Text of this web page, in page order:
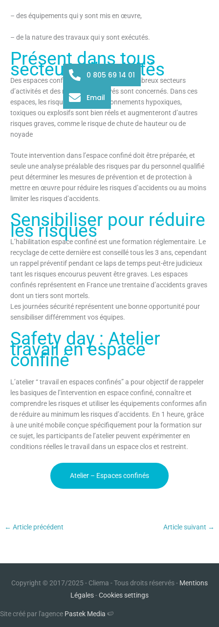
– des équipements qui y sont mis en œuvre,
– de la nature des travaux qui y sont exécutés.
Présent dans tous
secteurs d’activités
Des espaces confinés existent dans de nombreux secteurs
d’activités et des milliers d’employés sont concernés. Dans ces
espaces, les risques liés aux environnements hypoxiques,
toxiques ou explosifs sont bien réels et augmenteront d’autres
risques graves, comme le risque de chute de hauteur ou de
noyade
Toute intervention dans l’espace confiné doit être préparée, et
seule une analyse préalable des risques par du personnel qualifié
peut déterminer les mesures de prévention et de protection à
mettre en œuvre pour réduire les risques d’accidents ou au moins
limiter les risques d’accidents.
Sensibiliser pour réduire
les risques
L’habilitation espace confiné est une formation réglementaire. Le
recyclage de cette dernière est conseillé tous les 3 ans, cependant
un rappel préventif pendant ce laps de temps peut-être judicieux
tant les risques encourus peuvent être graves. Les espaces
confinés représentent en France une trentaine d’accidents graves
dont un tiers sont mortels.
Les journées sécurité représentent une bonne opportunité pour
sensibiliser différemment vos équipes.
Safety day : Atelier
travail en espace
confiné
L’atelier “ travail en espaces confinés” a pour objectif de rappeler
les basiques de l’intervention en espace confiné, connaître et
comprendre les risques et utiliser les équipements conformes afin
de réduire au minimum les risques d’accidents. En 1 heure, grâce
à une unité mobile conçue spécifiquement pour la formation sur
ce sujet, les participants de l’atelier peuvent expérimenter en
conditions réelles le travail dans un espace clos et restreint.
Atelier – Espaces confinés
← Article précédent Article suivant →
Copyright © 2017/2025 - Cliema - Tous droits réservés - Mentions
Légales-Cookies settings
Site créé par l'agence Pastek Media 🍉
0 805 69 14 01
Email